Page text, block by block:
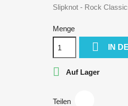
Slipknot - Rock
Menge
 IN
 Auf Lager
Teilen